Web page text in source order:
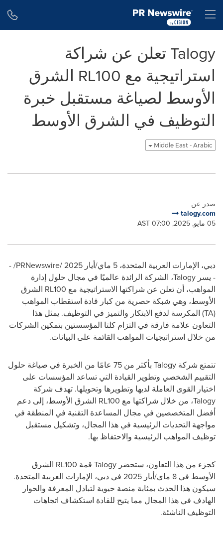
Talogy تعلن عن شراكة
استراتيجية مع RL100 الشرق
الأوسط لصياغة مستقبل خبرة
التوظيف في الشرق الأوسط
Middle East - Arabic
صدر عن
talogy.com
05 مايو, 2025, 07:00 AST
دبي، الإمارات العربية المتحدة، 5 ماي/أيار 2025 / PRNewswire
/ -
- يسر Talogy، الشركة الرائدة عالميًا في مجال حلول إدارة
المواهب، أن تعلن عن شراكتها الاستراتيجية مع RL100 الشرق
الأوسط، وهي شبكة حصرية من كبار قادة استقطاب المواهب
(
TA) المكرسة لدفع الابتكار والتميز في التوظيف. يمثل هذا
التعاون علامة فارقة في التزام كلتا المؤسستين بتمكين الشركات
من خلال استراتيجيات المواهب القائمة على البيانات.
تتمتع شركة Talogy
بأكثر من 75 عامًا من الخبرة في صياغة حلول
التقييم الشخصي وتطوير القيادة التي تساعد المؤسسات على
اختيار القوى العاملة لديها وتطويرها وتحويلها. تهدف شركة
Talogy، من خلال شراكتها مع RL100 الشرق الأوسط، إلى دعم
أفضل المتخصصين في مجال المساعدة التقنية في المنطقة في
مواجهة التحديات الرئيسية في هذا المجال، وتشكيل مستقبل
توظيف المواهب الرئيسية والاحتفاظ بها.
كجزء من هذا التعاون، ستحضر Talogy قمة RL100 الشرق
الأوسط في 8 ماي/أيار 2025 في دبي، الإمارات العربية المتحدة.
سيكون هذا الحدث بمثابة منصة حيوية لتبادل المعرفة والحوار
الهادف في هذا المجال مما يتيح للقادة استكشاف اتجاهات
التوظيف الناشئة.